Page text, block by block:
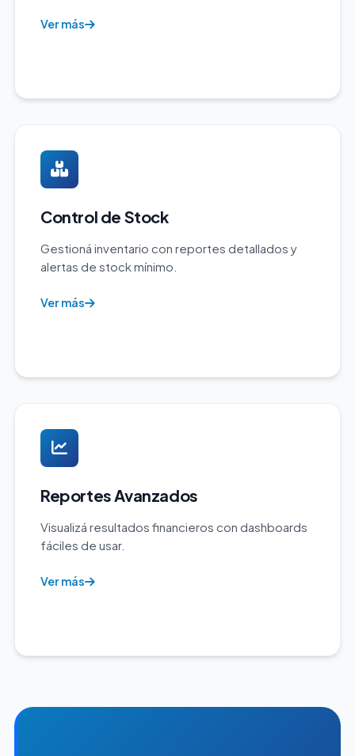
Ver más
Control de Stock
Gestioná inventario con reportes detallados y
alertas de stock mínimo.
Ver más
Reportes Avanzados
Visualizá resultados financieros con dashboards
fáciles de usar.
Ver más